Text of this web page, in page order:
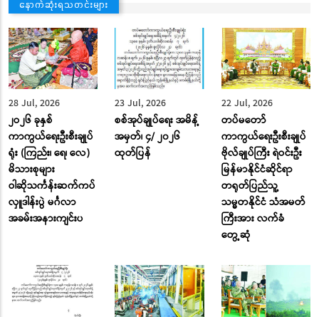
နောက်ဆုံးရသတင်းများ
28 Jul, 2026
၂ဝ၂၆ ခုနှစ်
ကာကွယ်ရေးဦးစီးချုပ်
ရုံး (ကြည်း၊ ရေ၊ လေ)
မိသားစုများ
ဝါဆိုသင်္ကန်းဆက်ကပ်
လှူဒါန်းပွဲ မင်္ဂလာ
အခမ်းအနားကျင်းပ
23 Jul, 2026
စစ်အုပ်ချုပ်ရေး အမိန့်
အမှတ်၊ ၄/ ၂၀၂၆
ထုတ်ပြန်
22 Jul, 2026
တပ်မတော်
ကာကွယ်ရေးဦးစီးချုပ်
ဗိုလ်ချုပ်ကြီး ရဲဝင်းဦး
မြန်မာနိုင်ငံဆိုင်ရာ
တရုတ်ပြည်သူ့
သမ္မတနိုင်ငံ သံအမတ်
ကြီးအား လက်ခံ
တွေ့ဆုံ